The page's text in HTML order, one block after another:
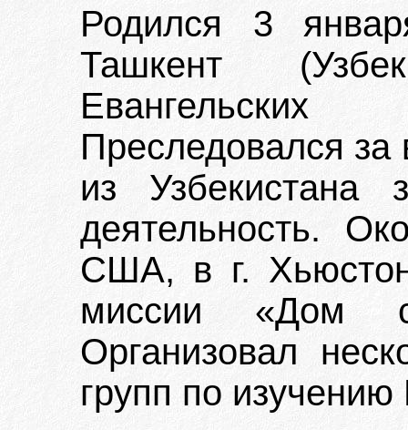
Родился 3
Ташкент
Преследовался
из Узбекистана
деятельность.
США, в г.
миссии «Дом
Организовал
групп по